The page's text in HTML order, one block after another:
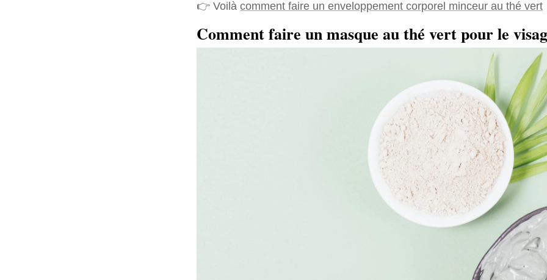
👉 Voilà comment faire un enveloppement corporel minceur au thé vert
Comment faire un masque au thé vert pour le